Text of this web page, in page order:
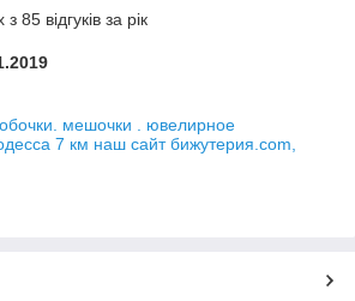
85 відгуків за рік
мешочки . ювелирное
7 км наш сайт бижутерия.com,